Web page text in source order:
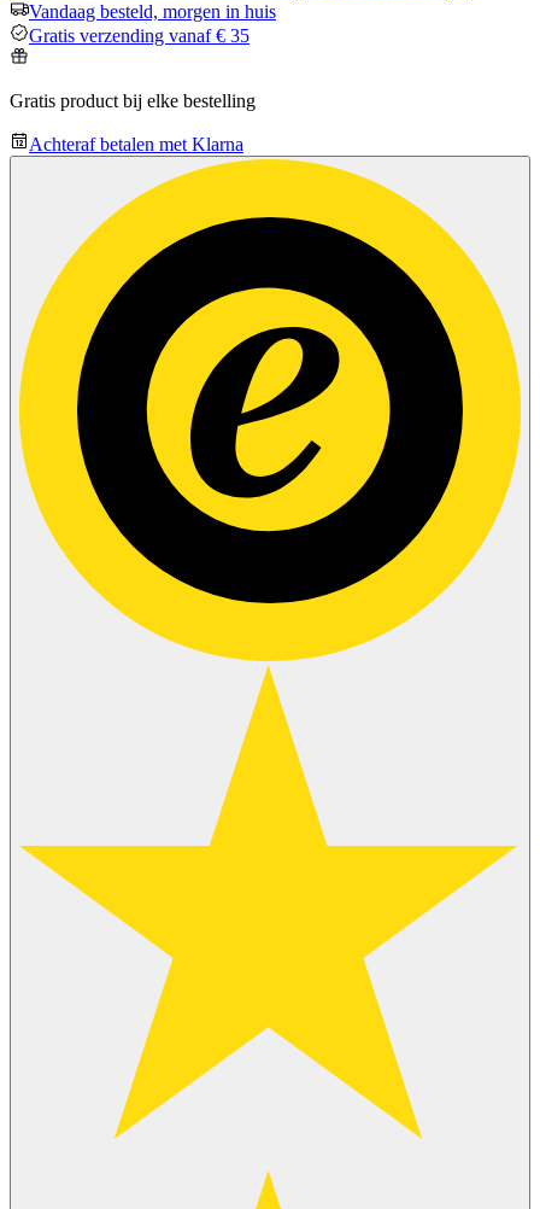
Vandaag besteld, morgen in huis
Gratis verzending vanaf € 35
Gratis product bij elke bestelling
Achteraf betalen met Klarna